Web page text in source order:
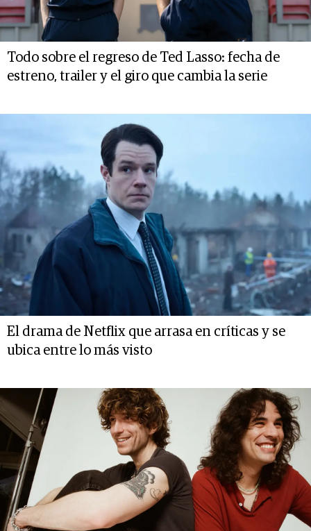
Todo sobre el regreso de Ted Lasso: fecha de
estreno, trailer y el giro que cambia la serie
El drama de Netflix que arrasa en críticas y se
ubica entre lo más visto